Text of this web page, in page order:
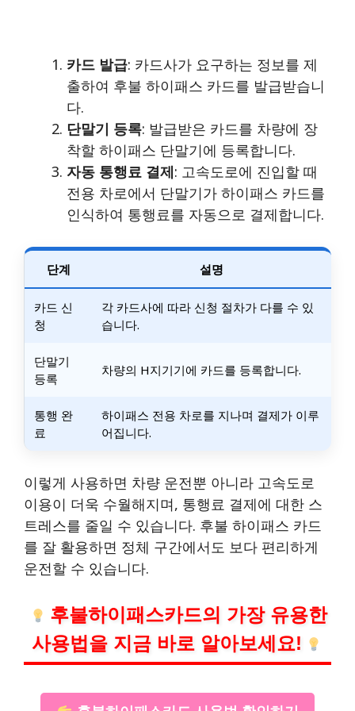
카드 발급: 카드사가 요구하는 정보를 제
출하여 후불 하이패스 카드를 발급받습니
다.
단말기 등록: 발급받은 카드를 차량에 장
착할 하이패스 단말기에 등록합니다.
자동 통행료 결제: 고속도로에 진입할 때
전용 차로에서 단말기가 하이패스 카드를
인식하여 통행료를 자동으로 결제합니다.
단계 설명
카드 신
청
각 카드사에 따라 신청 절차가 다를 수 있
습니다.
단말기
등록
차량의 H지기기에 카드를 등록합니다.
통행 완
료
하이패스 전용 차로를 지나며 결제가 이루
어집니다.
이렇게 사용하면 차량 운전뿐 아니라 고속도로
이용이 더욱 수월해지며, 통행료 결제에 대한 스
트레스를 줄일 수 있습니다. 후불 하이패스 카드
를 잘 활용하면 정체 구간에서도 보다 편리하게
운전할 수 있습니다.
후불하이패스카드의 가장 유용한
사용법을 지금 바로 알아보세요!